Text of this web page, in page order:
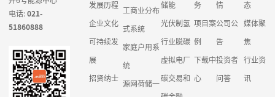
电话:021-
51860888
发展历程
企业文化
可持续发
展
招贤纳士
工商业分布
式系统
家庭户用系
统
源网荷储一
储能
光伏制氢
行业脱碳
虚拟电厂
碳交易和
务
项目案
例
下载中
心
情
公司公
告
投资者
问答
态
媒体聚
焦
行业资
讯